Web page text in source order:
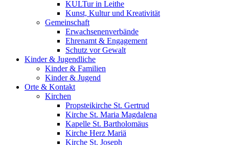
KULTur in Leithe
Kunst, Kultur und Kreativität
Gemeinschaft
Erwachsenenverbände
Ehrenamt & Engagement
Schutz vor Gewalt
Kinder & Jugendliche
Kinder & Familien
Kinder & Jugend
Orte & Kontakt
Kirchen
Propsteikirche St. Gertrud
Kirche St. Maria Magdalena
Kapelle St. Bartholomäus
Kirche Herz Mariä
Kirche St. Joseph